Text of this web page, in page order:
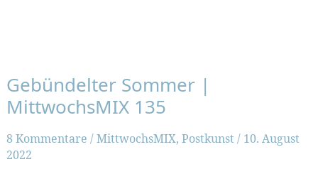
Gebündelter Sommer |
MittwochsMIX 135
8 Kommentare /MittwochsMIX, Postkunst / 10. August
2022